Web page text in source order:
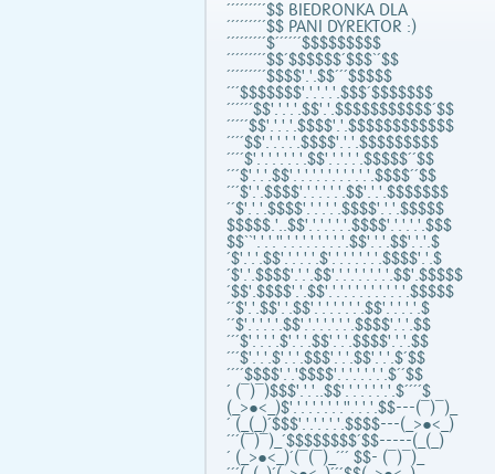
´´´´´´´´´$$ BIEDRONKA DLA
´´´´´´´´´$$ PANI DYREKTOR :)
´´´´´´´´´$´´´´´´$$$$$$$$$
´´´´´´´´´$$´$$$$$$´$$$`´$$
´´´´´´´´´$$$$'.'.$$´´´$$$$$
´´´$$$$$$$'.'.'.'.'.$$$´$$$$$$$
´´´´´´$$'.'.'.'.$$'.'.$$$$$$$$$$$´$$
´´´´´$$'.'.'.'.$$$$'.'.$$$$$$$$$$$$
´´´´$$'.'.'.'.'.$$$$'.'.'.$$$$$$$$$
´´´´$'.'.'.'.'.'.'.$$'.'.'.'.'.$$$$$´´$$
´´´$'.'.'.$$'.'.'.'.'.'.'.'.'.'.'.$$$$´´$$
´´´$'.'.$$$$'.'.'.'.'.'.$$'.'.'.$$$$$$$
´´$'.'.'.$$$$'.'.'.'.'.$$$$'.'.'.$$$$$
$$$$$.'..$$'.'.'.'.'.'.$$$$'.'.'.'.'.$$$
$$``'.'.'.''.'.'.'.'.'.'.'.'.$$'.'.'.$$'.'.'.$
´$'.'.'.$$'.'.'.'.'.$'.'.'.'.'.'.'.$$$$'.'.$
´$'.'.$$$$'.'.'.$$'.'.'.'.'.'.'.'.$$'.$$$$$
´$$'.$$$$'.'.$$'.'.'.'.'.'.'.'.'.'.'.$$$$$
´´$'.'.$$'.'.$$'.'.'.'.'.'.'.$$'.'.'.'.'.$
´´$'.'.'.'.'.$$'.'.'.'.'.'.'.$$$$'.'.'.$$
´´´$'.'.'.'.$'.'.'.$$'.'.'.$$$$'.'.'.$$
´´´$'.'.'.$'.'.'.$$$'.'.'.$$'.'.'.$´$$
´´´´$$$$'.'.'$$$$'.'.'.'.'.'.'.$´´$$
´ (¯)¯)$$$'.'.'..$$'.'.'.'.'.'.'.$´´´´$
(_>●<_)$'.'.'.'.'.'.'.''.'.'.'.$$---(¯)¯)_
´ (_(_)´$$$'.'.'.'.'.'.$$$$---(_>●<_)
´´´(¯)¯)_´$$$$$$$$´$$-----(_(_)
´ (_>●<_)´(¯(¯)_´´´ $$- (¯)¯)_